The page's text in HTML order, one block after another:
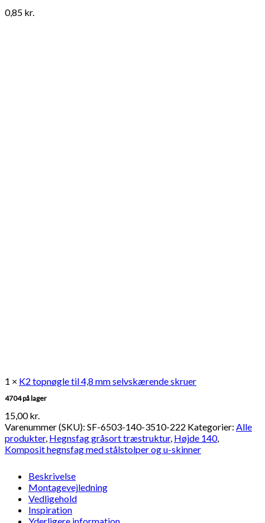
0,85 kr.
1 × K2 topnøgle til 4,8 mm selvskærende skruer
4704 på lager
15,00kr.
Varenummer (SKU): SF-6503-140-3510-222 Kategorier: Alle
produkter, Hegnsfag gråsort træstruktur, Højde 140,
Komposit hegnsfag med stålstolper og u-skinner
Beskrivelse
Montagevejledning
Vedligehold
Inspiration